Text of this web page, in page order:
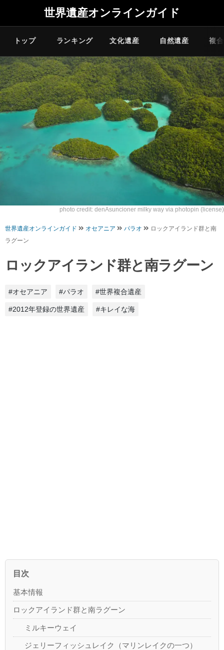
世界遺産オンラインガイド
トップ ランキング 文化遺産 自然遺産 複
photo credit: denAsuncioner milky way via photopin (license)
世界遺産オンラインガイド オセアニア パラオ
ロックアイランド群と南
ラグーン
ロックアイランド群と南ラグーン
#オセアニア #パラオ #世界複合遺産
#2012年登録の世界遺産 #キレイな海
目次
基本情報
ロックアイランド群と南ラグーン
ミルキーウェイ
ジェリーフィッシュレイク（マリンレイクの一つ）